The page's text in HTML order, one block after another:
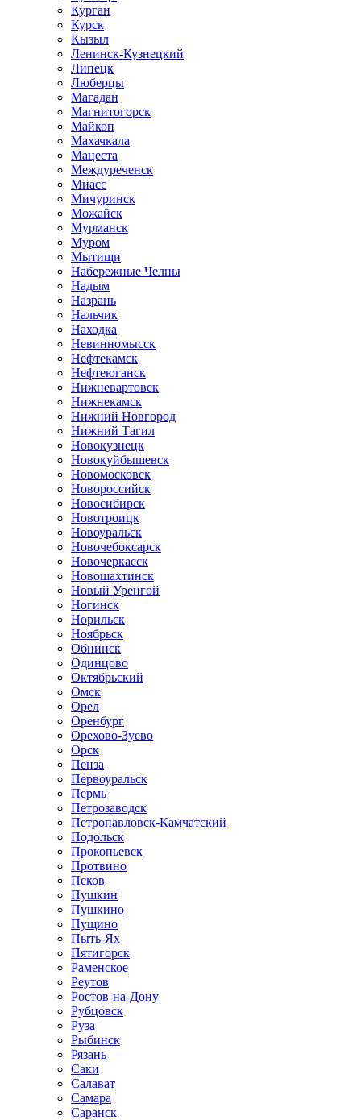
Курган
Курск
Кызыл
Ленинск-Кузнецкий
Липецк
Люберцы
Магадан
Магнитогорск
Майкоп
Махачкала
Мацеста
Междуреченск
Миасс
Мичуринск
Можайск
Мурманск
Муром
Мытищи
Набережные Челны
Надым
Назрань
Нальчик
Находка
Невинномысск
Нефтекамск
Нефтеюганск
Нижневартовск
Нижнекамск
Нижний Новгород
Нижний Тагил
Новокузнецк
Новокуйбышевск
Новомосковск
Новороссийск
Новосибирск
Новотроицк
Новоуральск
Новочебоксарск
Новочеркасск
Новошахтинск
Новый Уренгой
Ногинск
Норильск
Ноябрьск
Обнинск
Одинцово
Октябрьский
Омск
Орел
Оренбург
Орехово-Зуево
Орск
Пенза
Первоуральск
Пермь
Петрозаводск
Петропавловск-Камчатский
Подольск
Прокопьевск
Протвино
Псков
Пушкин
Пушкино
Пущино
Пыть-Ях
Пятигорск
Раменское
Реутов
Ростов-на-Дону
Рубцовск
Руза
Рыбинск
Рязань
Саки
Салават
Самара
Саранск